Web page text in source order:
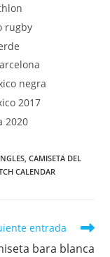
CAMISETA DEL
CALENDAR
entrada
bara blanca